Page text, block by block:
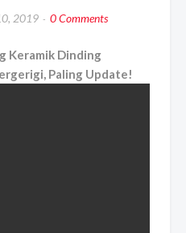
2019 0 Comments
Keramik Dinding
Paling Update!